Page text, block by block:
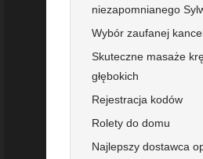
niezapomnianego
Wybór zaufanej
Skuteczne masaże
głębokich
Rejestracja kodów
Rolety do domu
Najlepszy dostawca